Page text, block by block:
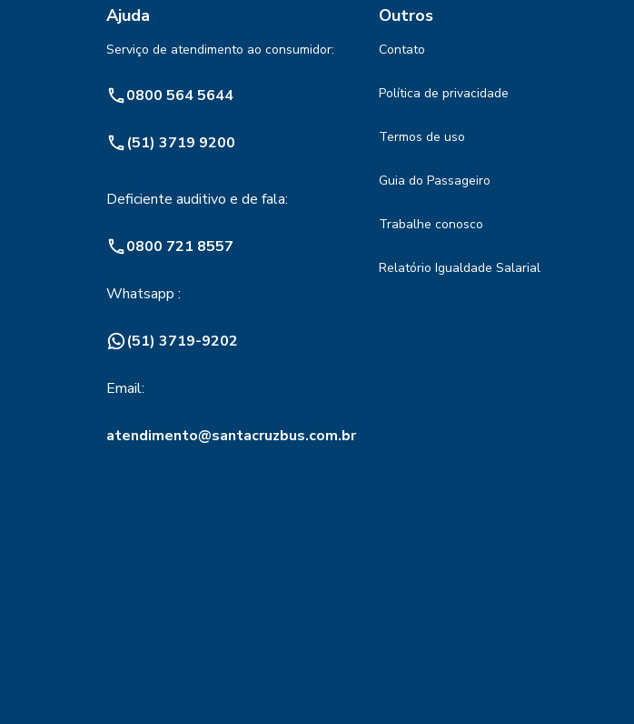
Ajuda
Serviço de atendimento ao consumidor:
0800 564 5644
(51) 3719 9200
Deficiente auditivo e de fala:
0800 721 8557
Whatsapp :
(51) 3719-9202
Email:
atendimento@santacruzbus.com.br
Outros
Contato
Política de privacidade
Termos de uso
Guia do Passageiro
Trabalhe conosco
Relatório Igualdade Salarial